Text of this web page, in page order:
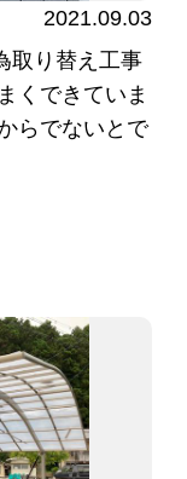
2021.09.03
取り替え工事
くできていま
らでないとで